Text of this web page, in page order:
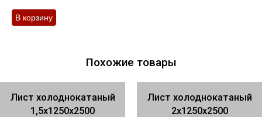
Похожие товары
Лист холоднокатаный
1,5х1250х2500
Лист холоднокатаный
2х1250х2500